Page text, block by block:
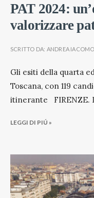
PAT 2024:
valorizzare
SCRITTO DA: ANDREA
Gli esiti della quarta
Toscana, con 119
itinerante FIRENZE. I
LEGGI DI PIÚ »